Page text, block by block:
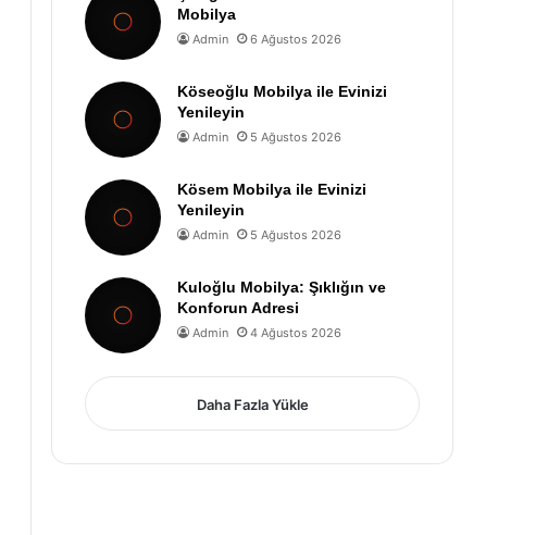
Mobilya
Admin 6 Ağustos 2026
Köseoğlu Mobilya ile Evinizi
Yenileyin
Admin 5 Ağustos 2026
Kösem Mobilya ile Evinizi
Yenileyin
Admin 5 Ağustos 2026
Kuloğlu Mobilya: Şıklığın ve
Konforun Adresi
Admin 4 Ağustos 2026
Daha Fazla Yükle